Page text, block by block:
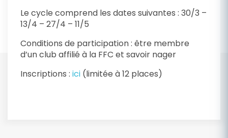
Le cycle comprend les dates suivantes : 30/3 –
13/4 – 27/4 – 11/5
Conditions de participation : être membre
d’un club affilié à la FFC et savoir nager
Inscriptions : ici (limitée à 12 places)